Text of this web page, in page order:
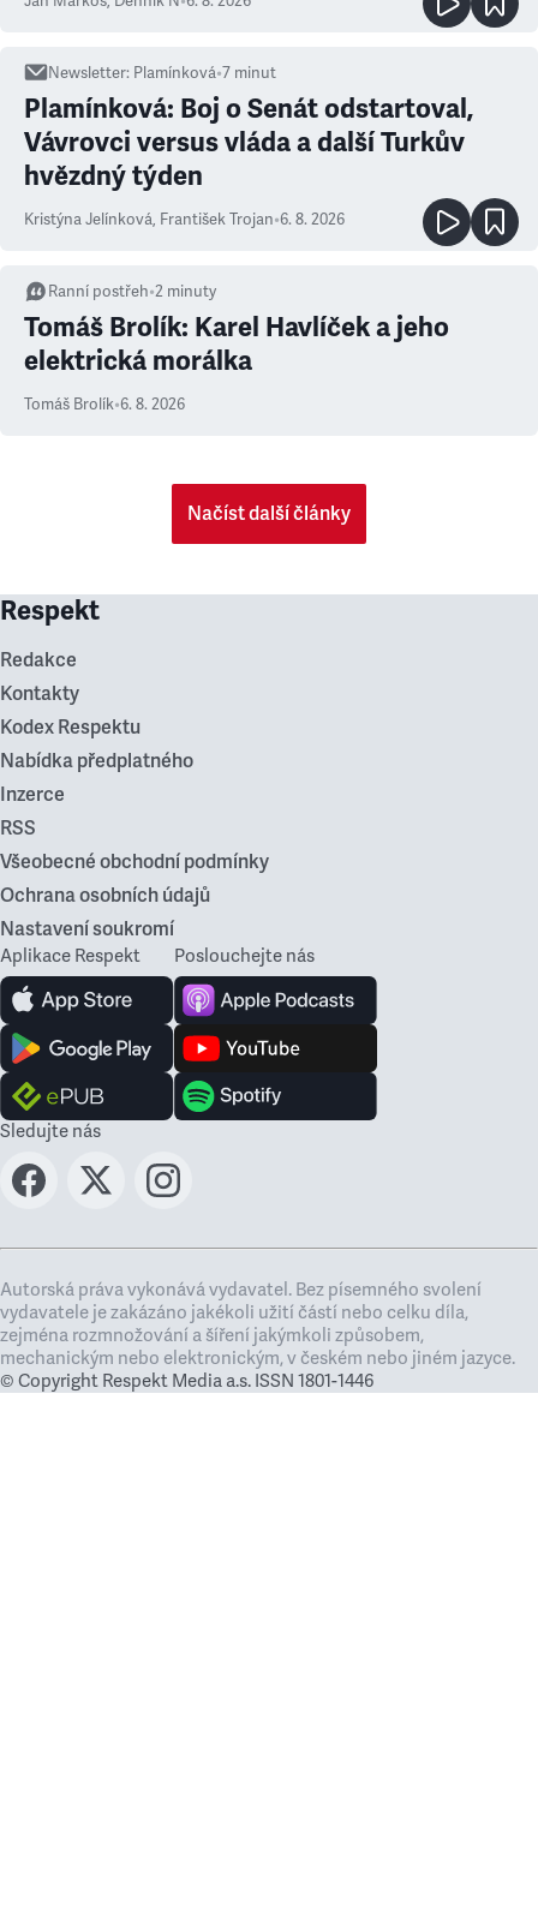
Newsletter: Plamínková•7 minut
Plamínková: Boj o Senát odstartoval,
Vávrovci versus vláda a další Turkův
hvězdný týden
Kristýna Jelínková, František Trojan•6. 8. 2026
Ranní postřeh•2 minuty
Tomáš Brolík: Karel Havlíček a jeho
elektrická morálka
Tomáš Brolík•6. 8. 2026
Načíst další články
Respekt
Redakce
Kontakty
Kodex Respektu
Nabídka předplatného
Inzerce
RSS
Všeobecné obchodní podmínky
Ochrana osobních údajů
Nastavení soukromí
Aplikace Respekt Poslouchejte nás
Sledujte nás
Autorská práva vykonává vydavatel. Bez písemného svolení
vydavatele je zakázáno jakékoli užití částí nebo celku díla,
zejména rozmnožování a šíření jakýmkoli způsobem,
mechanickým nebo elektronickým, v českém nebo jiném jazyce.
© Copyright Respekt Media a.s. ISSN 1801-1446